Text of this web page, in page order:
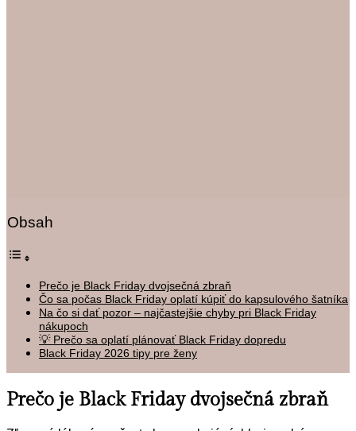
Obsah
Prečo je Black Friday dvojsečná zbraň
Čo sa počas Black Friday oplatí kúpiť do kapsulového šatníka
Na čo si dať pozor – najčastejšie chyby pri Black Friday
nákupoch
💡 Prečo sa oplatí plánovať Black Friday dopredu
Black Friday 2026 tipy pre ženy
Prečo je Black Friday dvojsečná zbraň